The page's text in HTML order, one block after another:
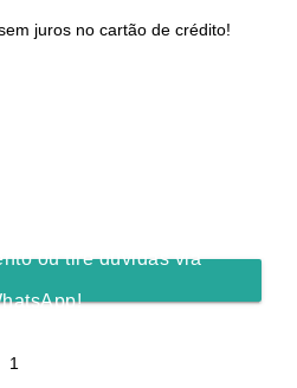
juros no cartão de crédito!
ou tire dúvidas via